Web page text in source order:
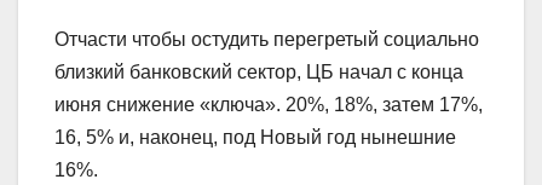
Отчасти чтобы остудить перегретый социально
близкий банковский сектор, ЦБ начал с конца
июня снижение «ключа». 20%, 18%, затем 17%,
16, 5% и, наконец, под Новый год нынешние
16%.